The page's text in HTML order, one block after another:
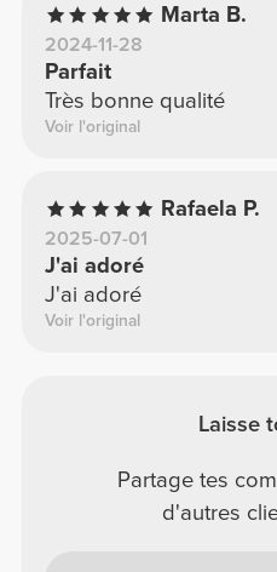
Marta B.
2024-11-28
Parfait
Très bonne qualité
Voir l'original
Rafaela P.
2025-07-01
J'ai adoré
J'ai adoré
Voir l'original
Laisse
Partage tes
d'autres